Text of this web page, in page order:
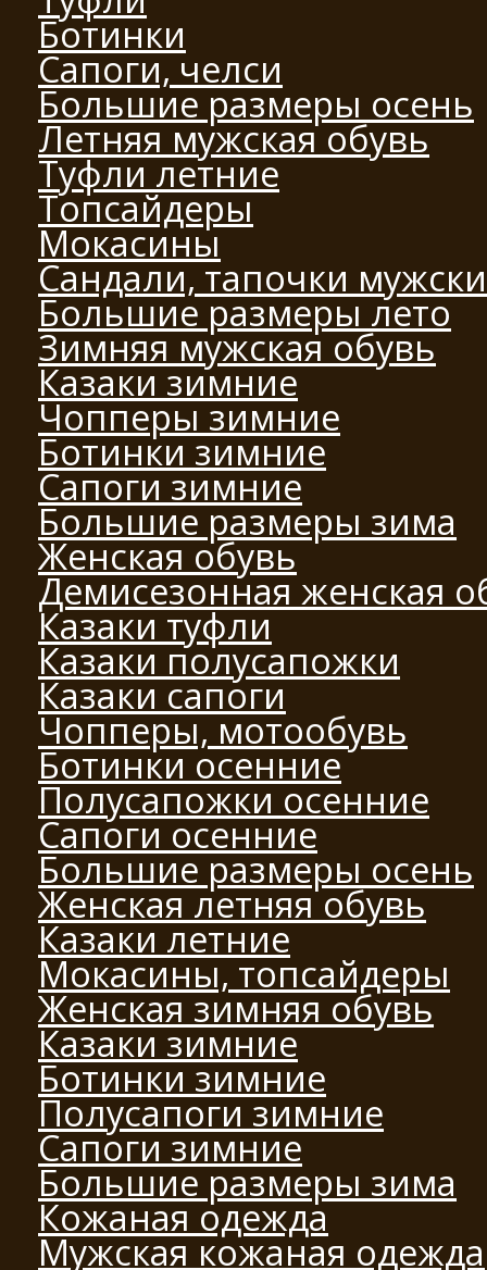
Ботинки
Сапоги, челси
Большие размеры осень
Летняя мужская обувь
Туфли летние
Топсайдеры
Мокасины
Сандали, тапочки
Большие размеры лето
Зимняя мужская обувь
Казаки зимние
Чопперы зимние
Ботинки зимние
Сапоги зимние
Большие размеры зима
Женская обувь
Демисезонная женская
Казаки туфли
Казаки полусапожки
Казаки сапоги
Чопперы, мотообувь
Ботинки осенние
Полусапожки осенние
Сапоги осенние
Большие размеры осень
Женская летняя обувь
Казаки летние
Мокасины, топсайдеры
Женская зимняя обувь
Казаки зимние
Ботинки зимние
Полусапоги зимние
Сапоги зимние
Большие размеры зима
Кожаная одежда
Мужская кожаная одежда